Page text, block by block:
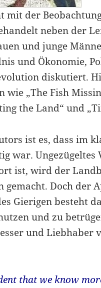
mit der
neben der
und junge
und Ökonomie,
diskutiert.
„The Fish
the Land“ und
ist es, dass im
war. Ungezügeltes
ist, wird der
gemacht. Doch der
Gierigen besteht
und zu
und Liebhaber
that we know